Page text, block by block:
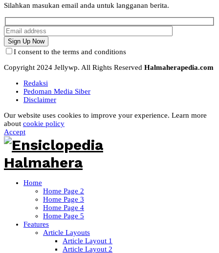
Silahkan masukan email anda untuk langganan berita.
I consent to the terms and conditions
Copyright 2024 Jellywp. All Rights Reserved Halmaherapedia.com
Redaksi
Pedoman Media Siber
Disclaimer
Our website uses cookies to improve your experience. Learn more
about cookie policy
Accept
Home
Home Page 2
Home Page 3
Home Page 4
Home Page 5
Features
Article Layouts
Article Layout 1
Article Layout 2